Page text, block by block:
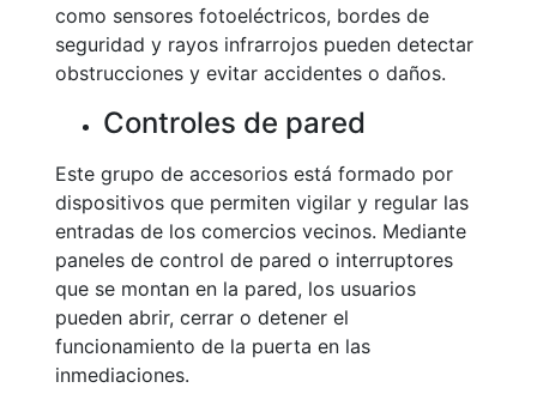
como sensores fotoeléctricos, bordes de
seguridad y rayos infrarrojos pueden detectar
obstrucciones y evitar accidentes o daños.
Controles de pared
Este grupo de accesorios está formado por
dispositivos que permiten vigilar y regular las
entradas de los comercios vecinos. Mediante
paneles de control de pared o interruptores
que se montan en la pared, los usuarios
pueden abrir, cerrar o detener el
funcionamiento de la puerta en las
inmediaciones.